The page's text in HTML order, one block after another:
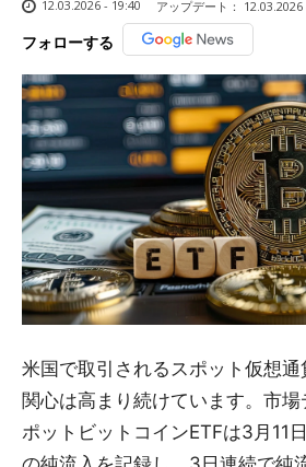
12.03.2026 - 19:40
アップデート： 12.03.2026
フォローする
米国で取引されるスポット仮想
関心は高まり続けています。市場
ポットビットコインETFは3月11